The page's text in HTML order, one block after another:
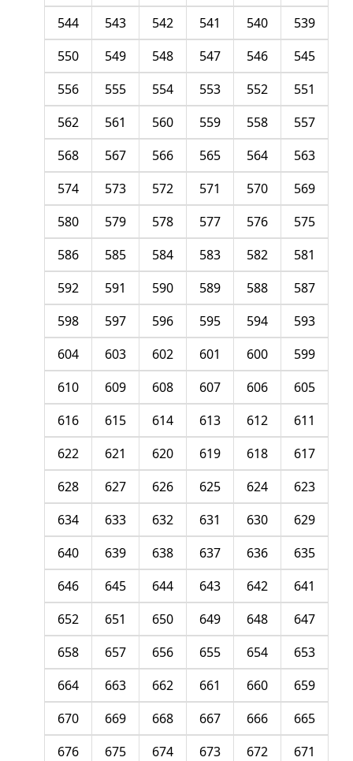
539
540
541
542
543
544
545
546
547
548
549
550
551
552
553
554
555
556
557
558
559
560
561
562
563
564
565
566
567
568
569
570
571
572
573
574
575
576
577
578
579
580
581
582
583
584
585
586
587
588
589
590
591
592
593
594
595
596
597
598
599
600
601
602
603
604
605
606
607
608
609
610
611
612
613
614
615
616
617
618
619
620
621
622
623
624
625
626
627
628
629
630
631
632
633
634
635
636
637
638
639
640
641
642
643
644
645
646
647
648
649
650
651
652
653
654
655
656
657
658
659
660
661
662
663
664
665
666
667
668
669
670
671
672
673
674
675
676